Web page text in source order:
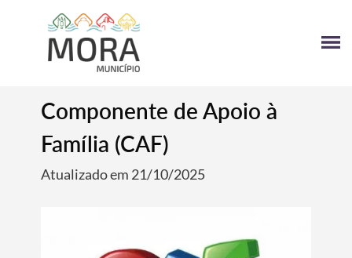
Componente de Apoio à
Família (CAF)
Atualizado em 21/10/2025